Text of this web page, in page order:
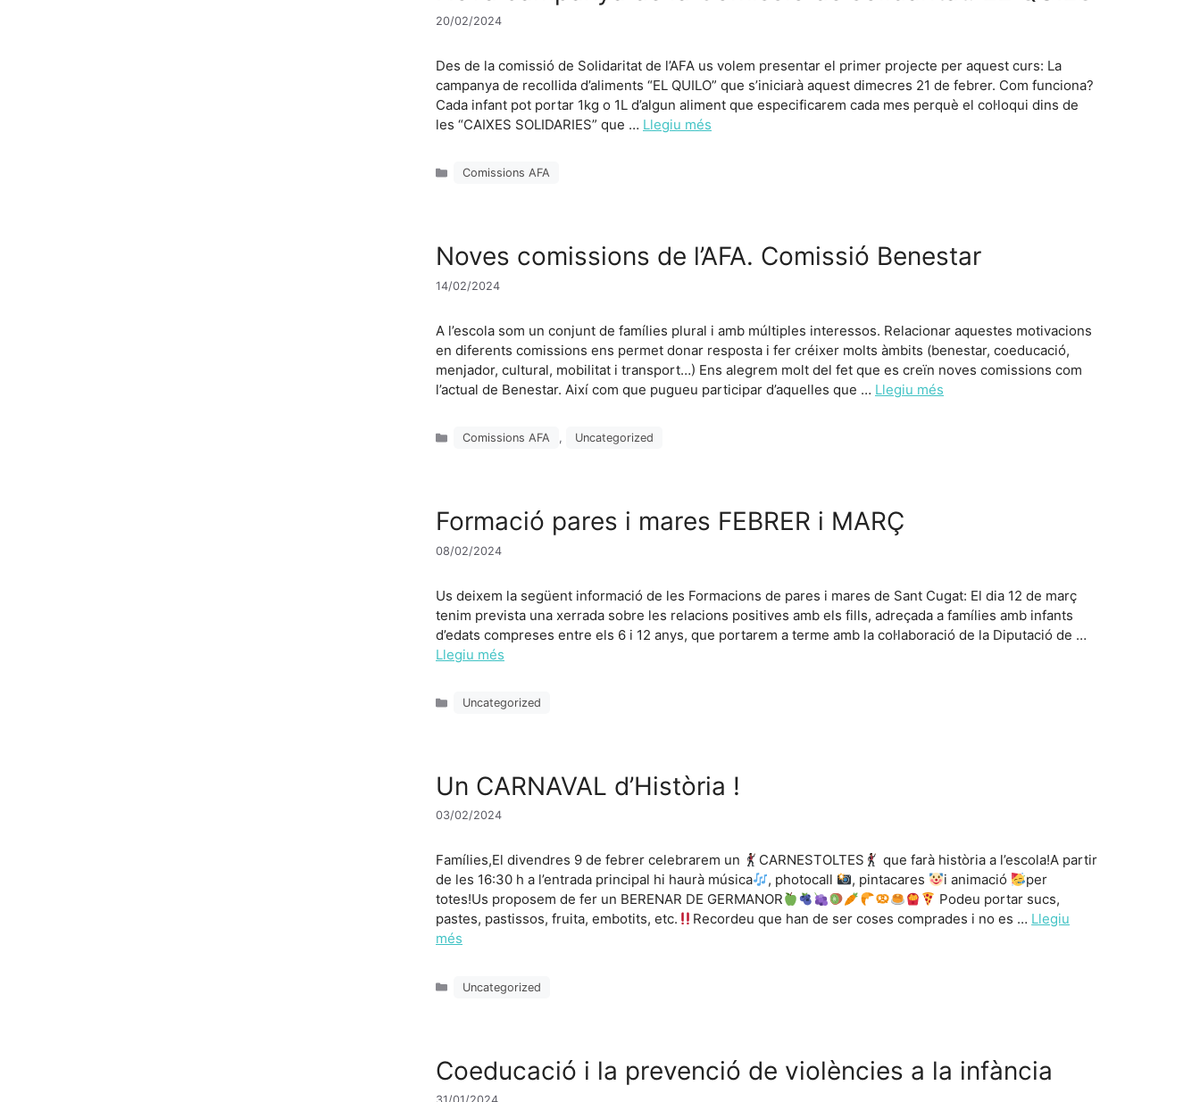
20/02/2024
Des de la comissió de Solidaritat de l’AFA us volem presentar el primer projecte per aquest curs: La
campanya de recollida d’aliments “EL QUILO” que s’iniciarà aquest dimecres 21 de febrer. Com funciona?
Cada infant pot portar 1kg o 1L d’algun aliment que especificarem cada mes perquè el col·loqui dins de
les “CAIXES SOLIDARIES” que … Llegiu més
Categories
Comissions AFA
Noves comissions de l’AFA. Comissió Benestar
14/02/2024
A l’escola som un conjunt de famílies plural i amb múltiples interessos. Relacionar aquestes motivacions
en diferents comissions ens permet donar resposta i fer créixer molts àmbits (benestar, coeducació,
menjador, cultural, mobilitat i transport…) Ens alegrem molt del fet que es creïn noves comissions com
l’actual de Benestar. Així com que pugueu participar d’aquelles que … Llegiu més
Categories
Comissions AFA , Uncategorized
Formació pares i mares FEBRER i MARÇ
08/02/2024
Us deixem la següent informació de les Formacions de pares i mares de Sant Cugat: El dia 12 de març
tenim prevista una xerrada sobre les relacions positives amb els fills, adreçada a famílies amb infants
d’edats compreses entre els 6 i 12 anys, que portarem a terme amb la col·laboració de la Diputació de …
Llegiu més
Categories
Uncategorized
Un CARNAVAL d’Història !
03/02/2024
Famílies,El divendres 9 de febrer celebrarem un CARNESTOLTES
que farà història a l’escola!A partir
de les 16:30 h a l’entrada principal hi haurà música
, photocall , pintacares i animació
per
totes!Us proposem de fer un BERENAR DE GERMANOR
Podeu portar sucs,
pastes, pastissos, fruita, embotits, etc.
Recordeu que han de ser coses comprades i no es … Llegiu
més
Uncategorized
Coeducació i la prevenció de violències a la infància